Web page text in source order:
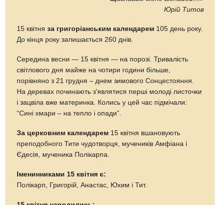
Юрій Титов
15 квітняза григоріанським календарем 105 день року.
До кінця року залишається 260 днів.
Середина весни — 15 квітня — на порозі. Тривалість
світлового дня майже на чотири години більше,
порівняно з 21 грудня – днем зимового Сонцестояння.
На деревах починають з'являтися перші молоді листочки
і зацвіла вже материнка. Колись у цей час підмічали:
“Сині хмари – на тепло і опади”.
За церковним календарем 15 квітня вшановують
преподобного Тити чудотворця, мучеників Амфіана і
Єдесія, мученика Полікарпа.
Іменинниками 15 квітня є:
Полікарп, Григорій, Анастас, Юхим і Тит.